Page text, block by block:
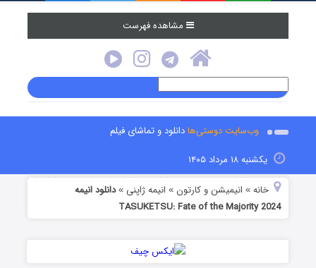
مشاهده فهرست
وب‌سایت دوستی‌هادانلود و تماشای فیلم
یکشنبه ۱۸ مرداد ۱۴۰۵
خانه » انیمیشن و کارتون » انیمه ژاپنی »دانلود انیمه
TASUKETSU: Fate of the Majority 2024